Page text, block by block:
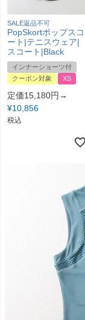
SALE返品不可
PopSkortポップスコ
ート|テニスウェア|
スコート|Black
インナーショーツ付
クーポン対象
XS
定価15,180円→
¥10,856
税込